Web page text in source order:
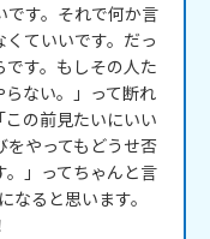
です。それで何か言
ていいです。だっ
す。もしその人た
ない。」って断れ
の前見たいにいい
やってもどうせ否
」ってちゃんと言
なると思います。